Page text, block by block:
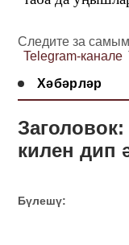
Следите за
Telegram-канале
Хәбәрләр
килен дип
Бүлешү: